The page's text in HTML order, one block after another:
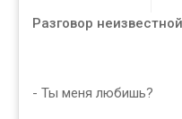
Разговор
- Ты меня любишь?